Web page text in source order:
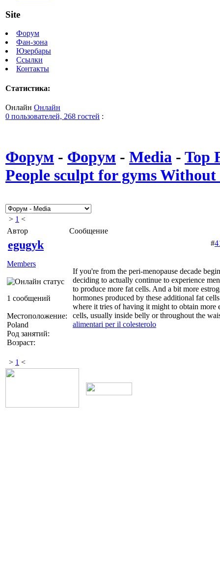
Site
Форум
Фан-зона
Юзербары
Ссылки
Контакты
Статистика:
Онлайн Онлайн
0 пользователей, 268 гостей :
Форум - Форум - Media - Top
People sculpt for gyms
> 1 <
Автор
Сообщение
egugyk
Members
1 сообщений
Местоположение:
Poland
Род занятий:
Возраст:
#
If you're from the peri-menopause decade
deciding to actually continue to experience
to produce more fat cells. And a bit more
hormones produced by these additional fat
where it tries of having it might to obtain more
cells, usually inside belly or throughout the
alimentari per il colesterolo
> 1 <